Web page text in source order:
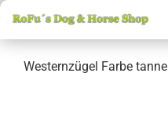
Westernzügel Farbe tanne